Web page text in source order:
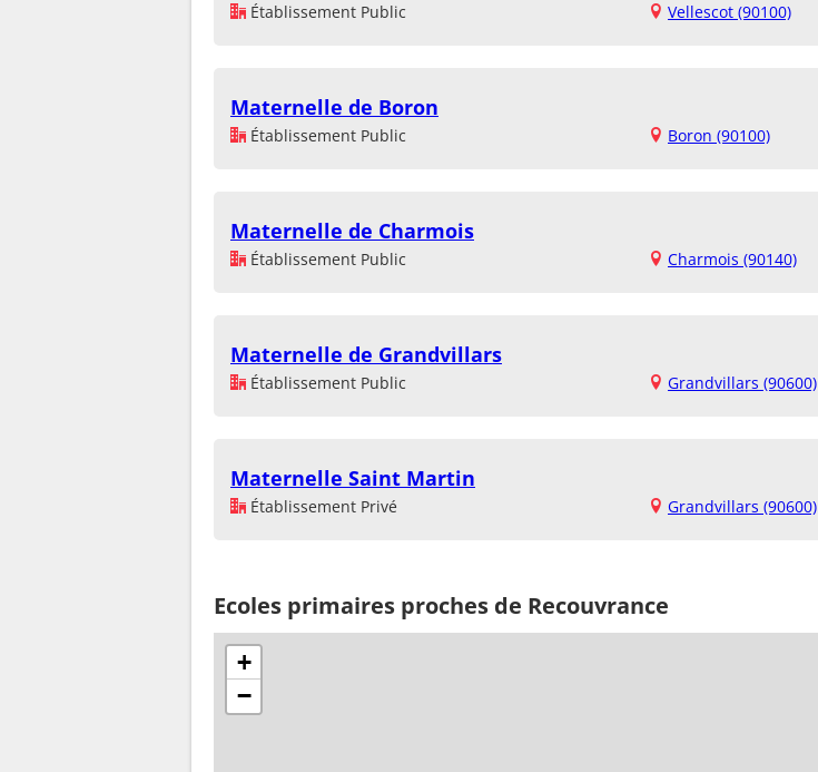
Établissement Public Vellescot (90100)
Maternelle de Boron
Établissement Public Boron (90100)
Maternelle de Charmois
Établissement Public Charmois (90140)
Maternelle de Grandvillars
Établissement Public Grandvillars (90600)
Maternelle Saint Martin
Établissement Privé Grandvillars (90600)
Ecoles primaires proches de Recouvrance
+
−